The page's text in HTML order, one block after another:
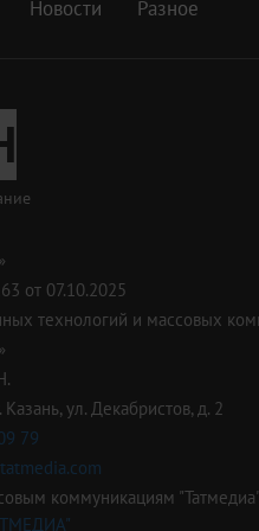
Новости Разное
от 07.10.2025
технологий и массовых
ул. Декабристов, д. 2
79
коммуникациям "Татмедиа"